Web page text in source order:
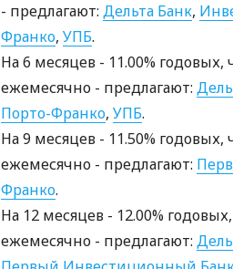
- предлагают: Дельта Банк,
Франко, УПБ.
На 6 месяцев - 11.00% годовых,
ежемесячно - предлагают:
Порто-Франко, УПБ.
На 9 месяцев - 11.50% годовых,
ежемесячно - предлагают:
Франко.
На 12 месяцев - 12.00%
ежемесячно - предлагают: